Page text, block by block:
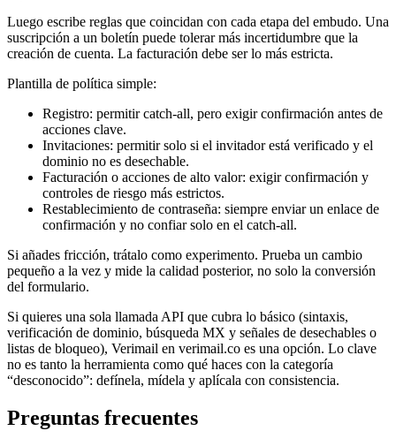
Luego escribe reglas que coincidan con cada etapa del embudo. Una
suscripción a un boletín puede tolerar más incertidumbre que la
creación de cuenta. La facturación debe ser lo más estricta.
Plantilla de política simple:
Registro: permitir catch-all, pero exigir confirmación antes de
acciones clave.
Invitaciones: permitir solo si el invitador está verificado y el
dominio no es desechable.
Facturación o acciones de alto valor: exigir confirmación y
controles de riesgo más estrictos.
Restablecimiento de contraseña: siempre enviar un enlace de
confirmación y no confiar solo en el catch-all.
Si añades fricción, trátalo como experimento. Prueba un cambio
pequeño a la vez y mide la calidad posterior, no solo la conversión
del formulario.
Si quieres una sola llamada API que cubra lo básico (sintaxis,
verificación de dominio, búsqueda MX y señales de desechables o
listas de bloqueo), Verimail en verimail.co es una opción. Lo clave
no es tanto la herramienta como qué haces con la categoría
“desconocido”: defínela, mídela y aplícala con consistencia.
Preguntas frecuentes